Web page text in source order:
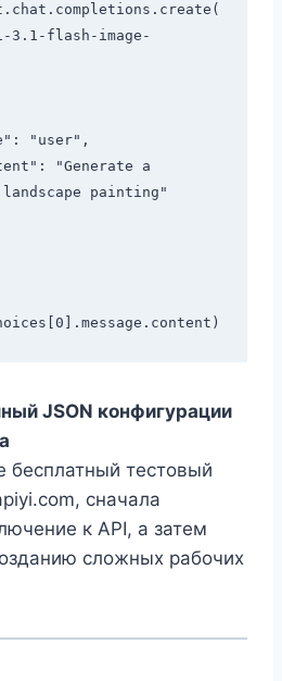
painting"
JSON конфигурации
бесплатный тестовый
сначала
к API, а затем
сложных рабочих